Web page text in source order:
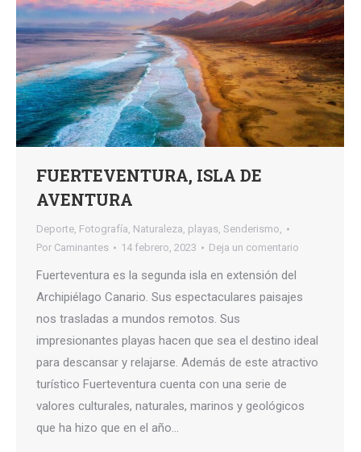
FUERTEVENTURA, ISLA DE
AVENTURA
Deporte, Fotografía, Naturaleza, playas, Senderismo,
Por Caminantes 14 febrero, 2023 Deja un comentario
Fuerteventura es la segunda isla en extensión del
Archipiélago Canario. Sus espectaculares paisajes
nos trasladas a mundos remotos. Sus
impresionantes playas hacen que sea el destino ideal
para descansar y relajarse. Además de este atractivo
turístico Fuerteventura cuenta con una serie de
valores culturales, naturales, marinos y geológicos
que ha hizo que en el año…